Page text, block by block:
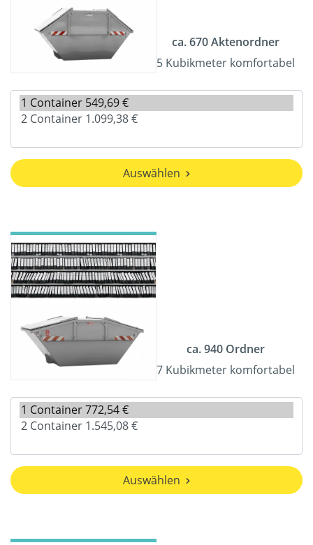
ca. 670 Aktenordner
5 Kubikmeter komfortabel
Auswählen
ca. 940 Ordner
7 Kubikmeter komfortabel
Auswählen